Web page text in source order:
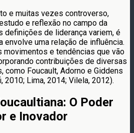
e muitas vezes controverso,
e reflexão no campo da
definições de liderança variem, é
envolve uma relação de influência.
movimentos e tendências que vão
contribuições de diversas
Foucault, Adorno e Giddens
2010; Lima, 2014; Vilela, 2012).
O Poder
e Inovador